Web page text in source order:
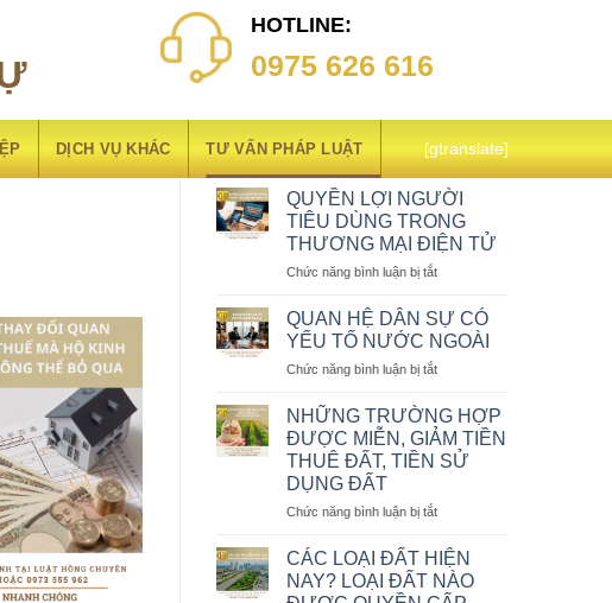
HOTLINE:
0975 626 616
DỊCH VỤ KHÁC TƯ VẤN PHÁP LUẬT [gtranslate]
BÀI VIẾT NỔI BẬT
QUYỀN LỢI NGƯỜI
TIÊU DÙNG TRONG
THƯƠNG MẠI ĐIỆN TỬ
Chức năng bình luận bị tắtở
LỢI
NGƯỜI
TIÊU
DÙNG
THƯƠNG
MẠI
ĐIỆN
TỬ
QUAN HỆ DÂN SỰ CÓ
YẾU TỐ NƯỚC NGOÀI
Chức năng bình luận bị tắtở
HỆ
DÂN
SỰ
CÓ
TỐ
NGOÀI
NHỮNG TRƯỜNG HỢP
ĐƯỢC MIỄN, GIẢM TIỀN
THUÊ ĐẤT, TIỀN SỬ
DỤNG ĐẤT
Chức năng bình luận bị tắtở
TRƯỜNG
HỢP
ĐƯỢC
CÁC LOẠI ĐẤT HIỆN
NAY? LOẠI ĐẤT NÀO